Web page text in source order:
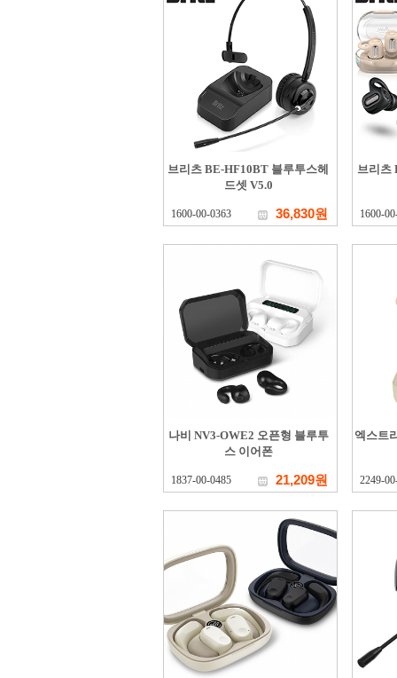
브리츠 BE-HF10BT 블루투스헤
드셋 V5.0
1600-00-0363 36,830원
브리츠
1600-
나비 NV3-OWE2 오픈형 블루투
스 이어폰
1837-00-0485 21,209원
엑스트
2249-